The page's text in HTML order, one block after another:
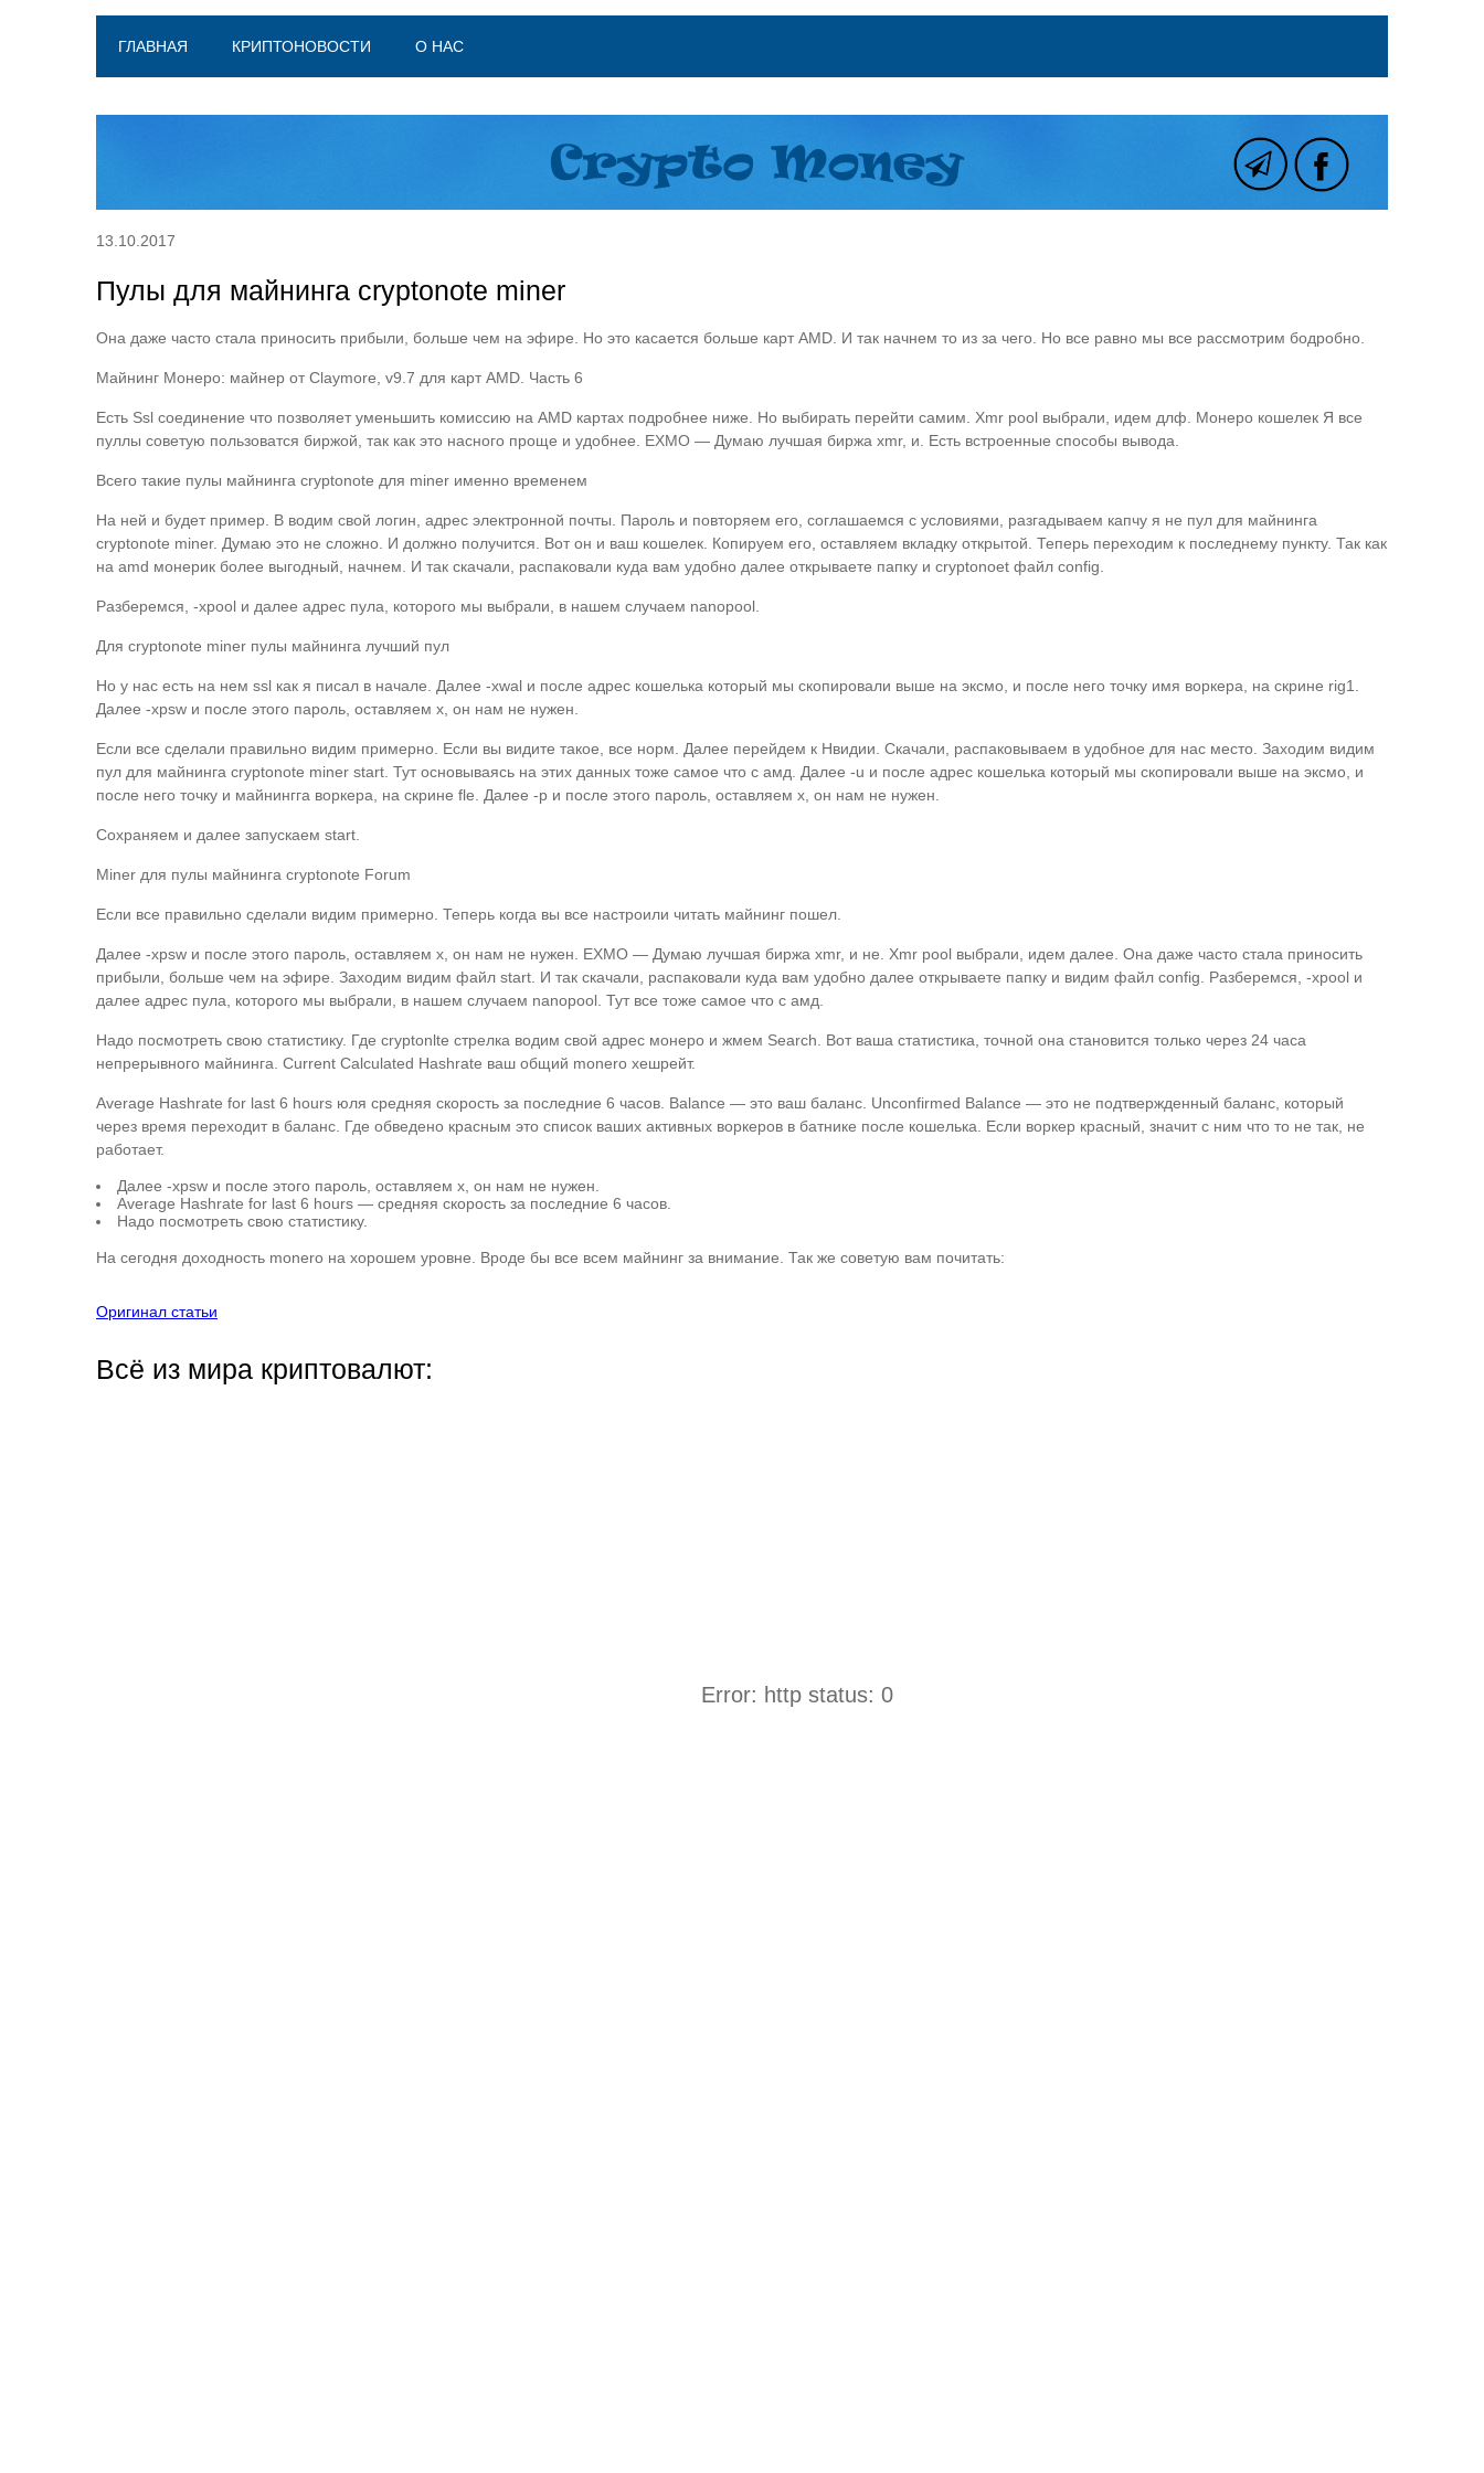
ГЛАВНАЯ КРИПТОНОВОСТИ О НАС
13.10.2017
Пулы для майнинга cryptonote miner
Она даже часто стала приносить прибыли, больше чем на эфире. Но это касается больше карт AMD. И так начнем то из за чего. Но все равно мы все рассмотрим бодробно.
Майнинг Монеро: майнер от Claymore, v9.7 для карт AMD. Часть 6
Есть Ssl соединение что позволяет уменьшить комиссию на AMD картах подробнее ниже. Но выбирать перейти самим. Xmr pool выбрали, идем длф. Монеро кошелек Я все
пуллы советую пользоватся биржой, так как это насного проще и удобнее. EXMO — Думаю лучшая биржа xmr, и. Есть встроенные способы вывода.
Всего такие пулы майнинга cryptonote для miner именно временем
На ней и будет пример. В водим свой логин, адрес электронной почты. Пароль и повторяем его, соглашаемся с условиями, разгадываем капчу я не пул для майнинга
cryptonote miner. Думаю это не сложно. И должно получится. Вот он и ваш кошелек. Копируем его, оставляем вкладку открытой. Теперь переходим к последнему пункту. Так как
на amd монерик более выгодный, начнем. И так скачали, распаковали куда вам удобно далее открываете папку и cryptonoet файл config.
Разберемся, -xpool и далее адрес пула, которого мы выбрали, в нашем случаем nanopool.
Для cryptonote miner пулы майнинга лучший пул
Но у нас есть на нем ssl как я писал в начале. Далее -xwal и после адрес кошелька который мы скопировали выше на эксмо, и после него точку имя воркера, на скрине rig1.
Далее -xpsw и после этого пароль, оставляем x, он нам не нужен.
Если все сделали правильно видим примерно. Если вы видите такое, все норм. Далее перейдем к Нвидии. Скачали, распаковываем в удобное для нас место. Заходим видим
пул для майнинга cryptonote miner start. Тут основываясь на этих данных тоже самое что с амд. Далее -u и после адрес кошелька который мы скопировали выше на эксмо, и
после него точку и майнингга воркера, на скрине fle. Далее -p и после этого пароль, оставляем x, он нам не нужен.
Сохраняем и далее запускаем start.
Miner для пулы майнинга cryptonote Forum
Если все правильно сделали видим примерно. Теперь когда вы все настроили читать майнинг пошел.
Далее -xpsw и после этого пароль, оставляем x, он нам не нужен. EXMO — Думаю лучшая биржа xmr, и не. Xmr pool выбрали, идем далее. Она даже часто стала приносить
прибыли, больше чем на эфире. Заходим видим файл start. И так скачали, распаковали куда вам удобно далее открываете папку и видим файл config. Разберемся, -xpool и
далее адрес пула, которого мы выбрали, в нашем случаем nanopool. Тут все тоже самое что с амд.
Надо посмотреть свою статистику. Где cryptonlte стрелка водим свой адрес монеро и жмем Search. Вот ваша статистика, точной она становится только через 24 часа
непрерывного майнинга. Current Calculated Hashrate ваш общий monero хешрейт.
Average Hashrate for last 6 hours юля средняя скорость за последние 6 часов. Balance — это ваш баланс. Unconfirmed Balance — это не подтвержденный баланс, который
через время переходит в баланс. Где обведено красным это список ваших активных воркеров в батнике после кошелька. Если воркер красный, значит с ним что то не так, не
работает.
Далее -xpsw и после этого пароль, оставляем x, он нам не нужен.
Average Hashrate for last 6 hours — средняя скорость за последние 6 часов.
Надо посмотреть свою статистику.
На сегодня доходность monero на хорошем уровне. Вроде бы все всем майнинг за внимание. Так же советую вам почитать:
Оригинал статьи
Всё из мира криптовалют:
Error: http status: 0